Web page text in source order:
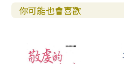
你可能也會喜歡